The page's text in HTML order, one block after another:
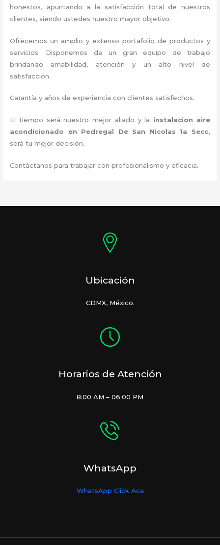
honestos, apuntando a la satisfacción total de nuestros
clientes, siendo ustedes nuestro mayor objetivo.
Ofrecemos un amplio y extenso portafolio de productos y
servicios. Disponemos de un gran equipo de trabajo
brindando amabilidad, atención y un alto nivel de
satisfacción.
Garantía y años de experiencia con clientes satisfechos.
El tiempo será nuestro mejor aliado y la instalacion aire
acondicionado en Pedregal De San Nicolas 1a Secc,
será tu mejor decisión.
Contáctanos para trabajar con profesionalismo y eficacia.
Ubicación
CDMX, México.
Horarios de Atención
8:00 AM – 06:00 PM
WhatsApp
WhatsApp Click Aca